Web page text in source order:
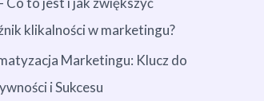
klikalności w marketingu?
Marketingu: Klucz do
i Sukcesu